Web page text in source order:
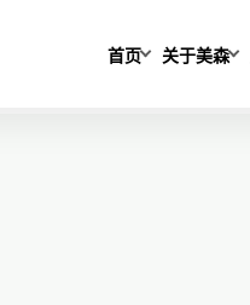
首页 关于美森